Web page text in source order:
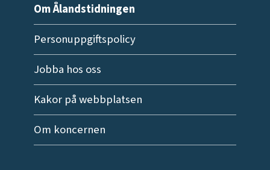
Om Ålandstidningen
Personuppgiftspolicy
Jobba hos oss
Kakor på webbplatsen
Om koncernen